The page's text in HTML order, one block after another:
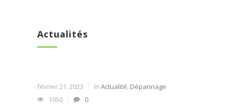
Actualités
février 21, 2023 In Actualité, Dépannage
1050
0